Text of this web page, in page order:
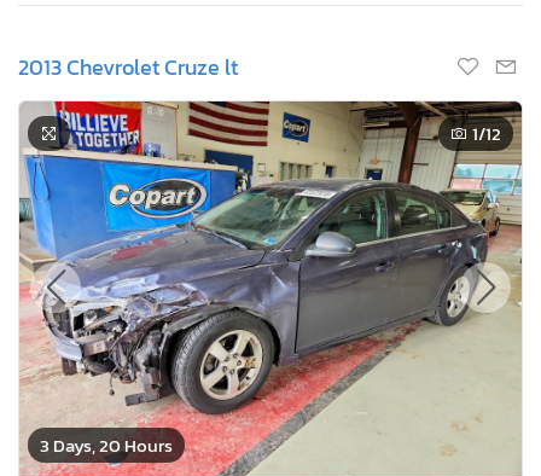
2013 Chevrolet Cruze lt
3 Days, 20 Hours
1/12